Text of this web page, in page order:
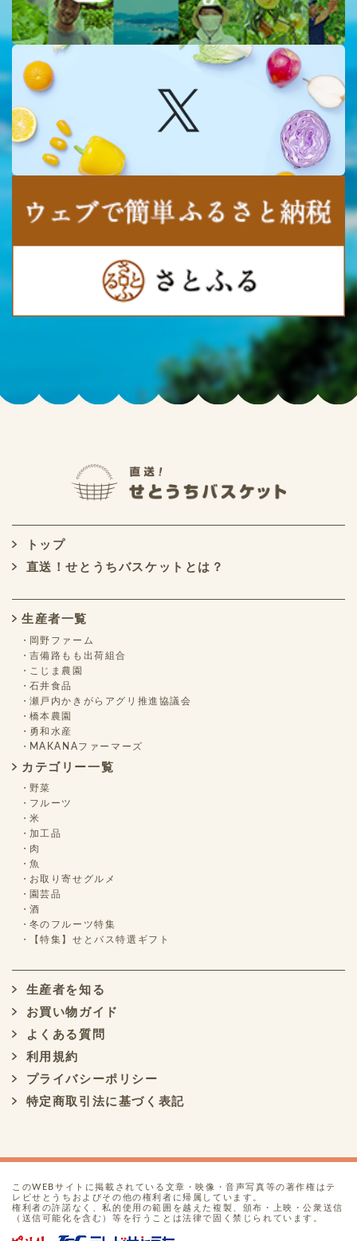
トップ
直送！せとうちバスケットとは？
生産者一覧
岡野ファーム
吉備路もも出荷組合
こじま農園
石井食品
瀬戸内かきがらアグリ推進協議会
橋本農園
勇和水産
MAKANAファーマーズ
カテゴリー一覧
野菜
フルーツ
米
加工品
肉
魚
お取り寄せグルメ
園芸品
酒
冬のフルーツ特集
【特集】せとバス特選ギフト
生産者を知る
お買い物ガイド
よくある質問
利用規約
プライバシーポリシー
特定商取引法に基づく表記
このWEBサイトに掲載されている文章・映像・音声写真等の著作権はテ
レビせとうちおよびその他の権利者に帰属しています。
権利者の許諾なく、私的使用の範囲を越えた複製、頒布・上映・公衆送信
（送信可能化を含む）等を行うことは法律で固く禁じられています。